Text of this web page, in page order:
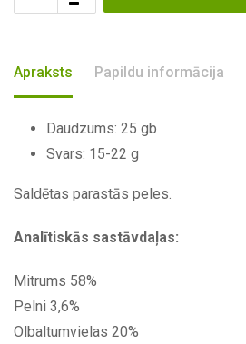
Apraksts Papildu informācija
Daudzums: 25 gb
Svars: 15-22 g
Saldētas parastās peles.
Analītiskās sastāvdaļas:
Mitrums 58%
Pelni 3,6%
Olbaltumvielas 20%